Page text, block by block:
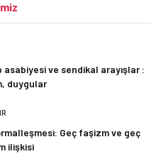
asabiyesi ve sendikal arayışlar :
duygular
Geç faşizm ve geç
ilişkisi